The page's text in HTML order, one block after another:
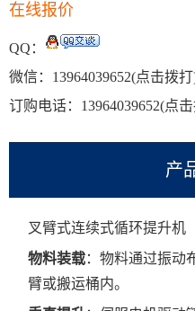
在线报价
QQ：
微信： 13964039652(点击拨
订购电话： 13964039652(点
产
叉臂式连续式循环提升机
物料装载：物料通过振动
臂或搬运桶内‌。